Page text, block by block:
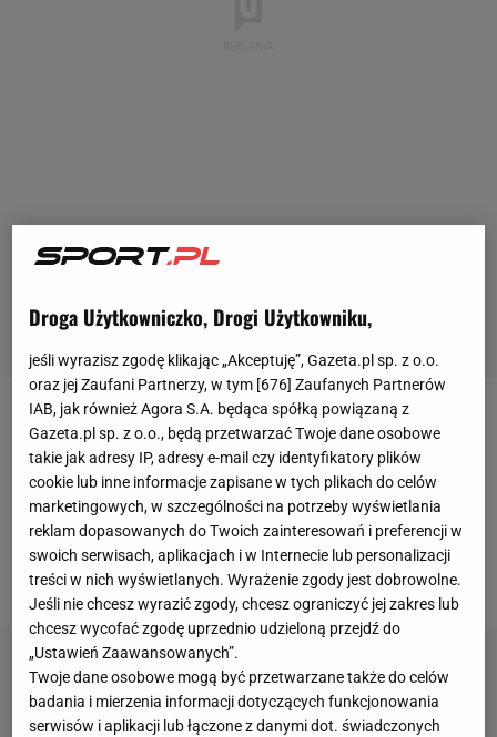
W samym mieście jeździ się "średnio", jednak okolice
słowackiej stolicy są już zdecydowanie lepiej
zorganizowane, jeśli mamy na uwadze
infrastrukturę rowerową.
Z Dunajem zawsze po drodze
Droga Użytkowniczko, Drogi Użytkowniku,
jeśli wyrazisz zgodę klikając „Akceptuję”, Gazeta.pl sp. z o.o.
oraz jej Zaufani Partnerzy, w tym [676] Zaufanych Partnerów
IAB, jak również Agora S.A. będąca spółką powiązaną z
Gazeta.pl sp. z o.o., będą przetwarzać Twoje dane osobowe
takie jak adresy IP, adresy e-mail czy identyfikatory plików
cookie lub inne informacje zapisane w tych plikach do celów
marketingowych, w szczególności na potrzeby wyświetlania
reklam dopasowanych do Twoich zainteresowań i preferencji w
swoich serwisach, aplikacjach i w Internecie lub personalizacji
treści w nich wyświetlanych. Wyrażenie zgody jest dobrowolne.
Jeśli nie chcesz wyrazić zgody, chcesz ograniczyć jej zakres lub
chcesz wycofać zgodę uprzednio udzieloną przejdź do
„Ustawień Zaawansowanych”.
Twoje dane osobowe mogą być przetwarzane także do celów
badania i mierzenia informacji dotyczących funkcjonowania
serwisów i aplikacji lub łączone z danymi dot. świadczonych